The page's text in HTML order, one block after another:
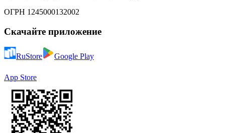
ОГРН 1245000132002
Скачайте приложение
RuStore Google Play
App Store